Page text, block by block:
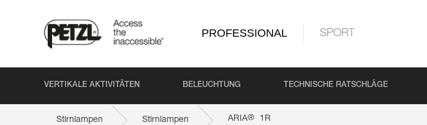
PROFESSIONAL SPORT
VERTIKALE AKTIVITÄTEN BELEUCHTUNG TECHNISCHE RATSCHLÄGE
Stirnlampen Stirnlampen ARIA® 1R